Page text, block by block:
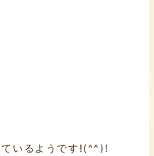
いるようです!(^^)!